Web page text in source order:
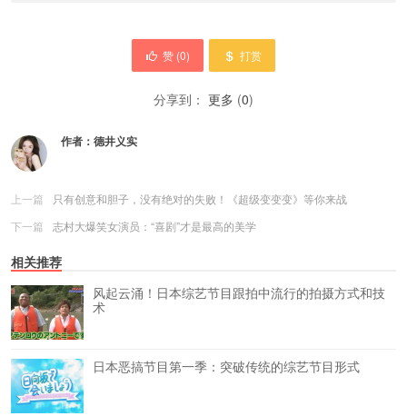
赞 (0) 打赏
分享到： 更多 (0)
作者： 德井义实
上一篇
只有创意和胆子，没有绝对的失败！《超级变变变》等你来战
下一篇
志村大爆笑女演员：“喜剧”才是最高的美学
相关推荐
风起云涌！日本综艺节目跟拍中流行的拍摄方式和技
术
日本恶搞节目第一季：突破传统的综艺节目形式